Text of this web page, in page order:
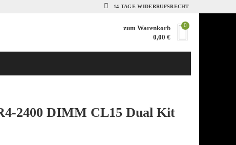
14 TAGE WIDERRUFSRECHT
zum Warenkorb
0,00€
0
2400 DIMM CL15 Dual Kit